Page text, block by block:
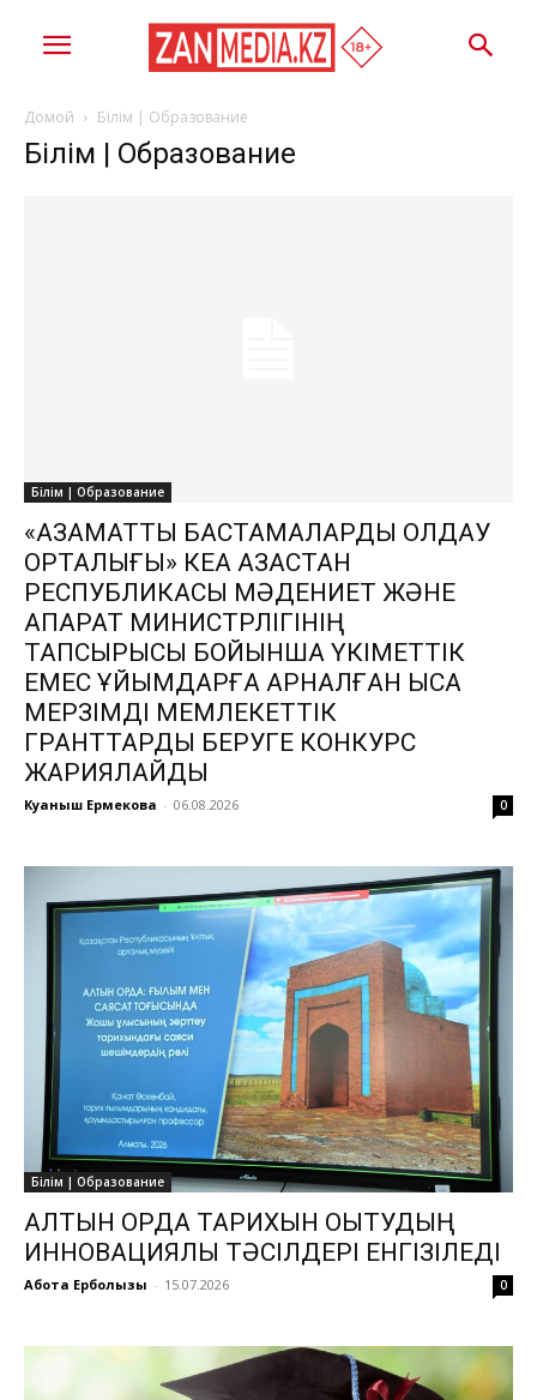
Домой Білім | Образование
Білім | Образование
Білім | Образование
«АЗАМАТТЫҚ БАСТАМАЛАРДЫ ҚОЛДАУ
ОРТАЛЫҒЫ» КЕАҚ ҚАЗАҚСТАН
РЕСПУБЛИКАСЫ МӘДЕНИЕТ ЖӘНЕ
АҚПАРАТ МИНИСТРЛІГІНІҢ
ТАПСЫРЫСЫ БОЙЫНША ҮКІМЕТТІК
ЕМЕС ҰЙЫМДАРҒА АРНАЛҒАН ҚЫСҚА
МЕРЗІМДІ МЕМЛЕКЕТТІК
ГРАНТТАРДЫ БЕРУГЕ КОНКУРС
ЖАРИЯЛАЙДЫ
Куаныш Ермекова - 06.08.2026 0
Білім | Образование
АЛТЫН ОРДА ТАРИХЫН ОҚЫТУДЫҢ
ИННОВАЦИЯЛЫҚ ТӘСІЛДЕРІ ЕНГІЗІЛЕДІ
Ақбота Ерболқызы - 15.07.2026 0